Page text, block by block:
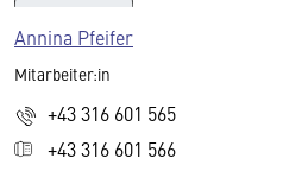
Annina Pfeifer
Mitarbeiter:in
+43 316 601 565
+43 316 601 566